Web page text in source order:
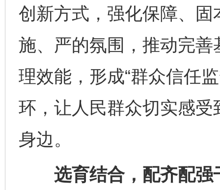
创新方式，强化保障、
施、严的氛围，推动完
理效能，形成“群众信任
环，让人民群众切实感
身边。
选育结合，配齐配强